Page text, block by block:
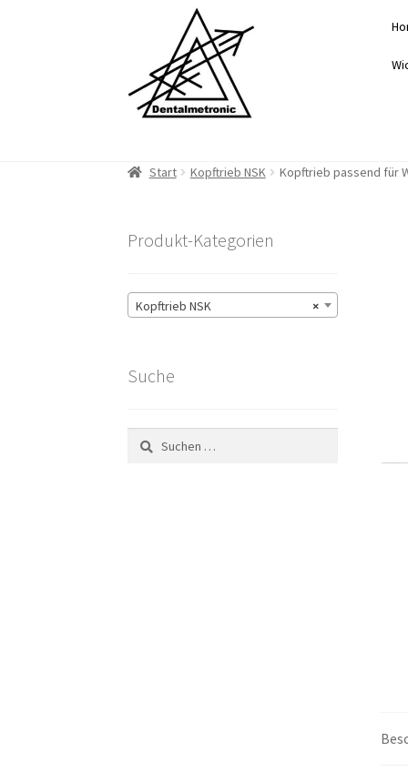
Navigation
springen
springen
Start Kopftrieb NSK Kopftrieb passend für
Produkt-Kategorien
×
Kopftrieb NSK
Suche
Suchen
nach: